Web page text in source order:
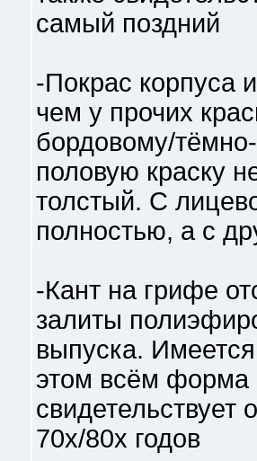
самый поздний
-Покрас корпуса
чем у прочих
бордовому/
половую краску
толстый. С
полностью, а с
-Кант на грифе
залиты
выпуска.
этом всём форма
свидетельствует
70х/80х годов